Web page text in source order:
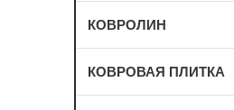
КОВРОЛИН
КОВРОВАЯ ПЛИТКА